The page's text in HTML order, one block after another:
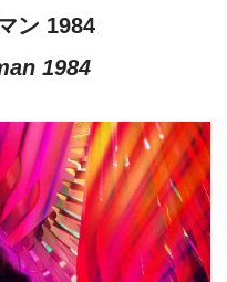
ン 1984
1984